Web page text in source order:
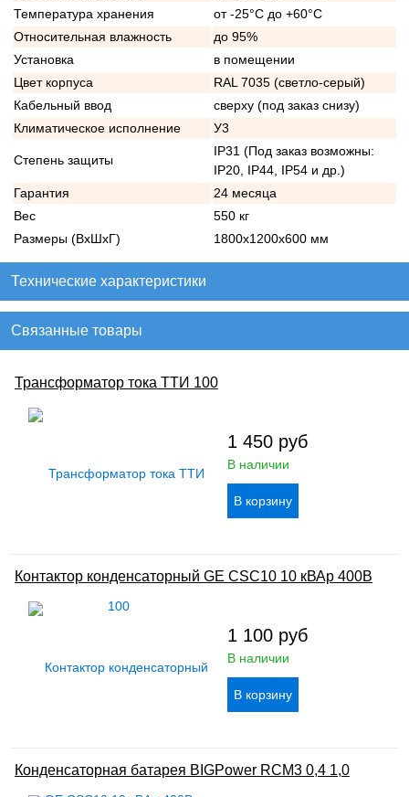
Температура хранения
от -25°C до +60°C
Относительная влажность
до 95%
Установка
в помещении
Цвет корпуса
RAL 7035 (светло-серый)
Кабельный ввод
сверху (под заказ снизу)
Климатическое исполнение
У3
Степень защиты
IP31 (Под заказ возможны:
IP20, IP44, IP54 и др.)
Гарантия
24 месяца
Вес
550 кг
Размеры (ВхШхГ)
1800х1200х600 мм
Технические характеристики
Связанные товары
Трансформатор тока ТТИ 100
1 450 руб
В наличии
Контактор конденсаторный GE CSC10 10 кВАр 400В
1 100 руб
В наличии
Конденсаторная батарея BIGPower RCM3 0,4 1,0